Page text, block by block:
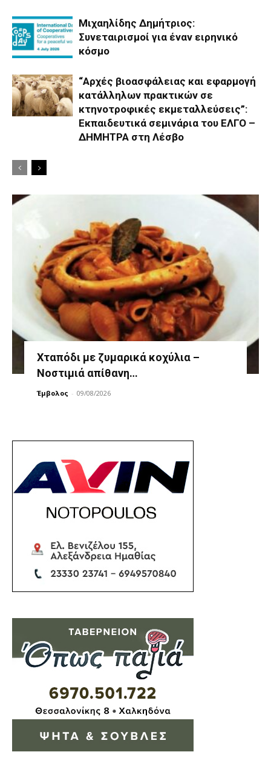
Μιχαηλίδης Δημήτριος:
Συνεταιρισμοί για έναν ειρηνικό
κόσμο
“Αρχές βιοασφάλειας και εφαρμογή
κατάλληλων πρακτικών σε
κτηνοτροφικές εκμεταλλεύσεις”:
Εκπαιδευτικά σεμινάρια του ΕΛΓΟ –
ΔΗΜΗΤΡΑ στη Λέσβο
Χταπόδι με ζυμαρικά κοχύλια –
Νοστιμιά απίθανη…
Έμβολος - 09/08/2026